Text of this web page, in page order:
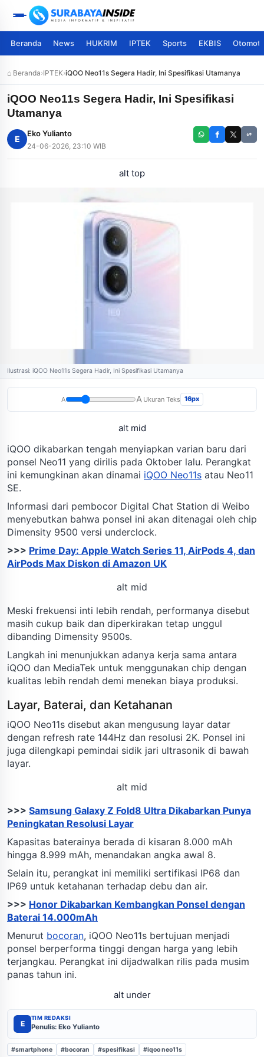
Beranda News HUKRIM IPTEK Sports EKBIS
⌂ Beranda›IPTEK›iQOO Neo11s Segera Hadir, Ini Spesifikasi Utamanya
iQOO Neo11s Segera Hadir, Ini Spesifikasi
Utamanya
E
Eko Yulianto
24-06-2026, 23:10 WIB
alt top
Ilustrasi: iQOO Neo11s Segera Hadir, Ini Spesifikasi Utamanya
A A Ukuran Teks 16px
alt mid
iQOO dikabarkan tengah menyiapkan varian baru dari
ponsel Neo11 yang dirilis pada Oktober lalu. Perangkat
ini kemungkinan akan dinamai iQOO Neo11s atau Neo11
SE.
Informasi dari pembocor Digital Chat Station di Weibo
menyebutkan bahwa ponsel ini akan ditenagai oleh chip
Dimensity 9500 versi underclock.
>>> Prime Day: Apple Watch Series 11, AirPods 4, dan
AirPods Max Diskon di Amazon UK
alt mid
Meski frekuensi inti lebih rendah, performanya disebut
masih cukup baik dan diperkirakan tetap unggul
dibanding Dimensity 9500s.
Langkah ini menunjukkan adanya kerja sama antara
iQOO dan MediaTek untuk menggunakan chip dengan
kualitas lebih rendah demi menekan biaya produksi.
Layar, Baterai, dan Ketahanan
iQOO Neo11s disebut akan mengusung layar datar
dengan refresh rate 144Hz dan resolusi 2K. Ponsel ini
juga dilengkapi pemindai sidik jari ultrasonik di bawah
layar.
alt mid
>>> Samsung Galaxy Z Fold8 Ultra Dikabarkan Punya
Peningkatan Resolusi Layar
Kapasitas baterainya berada di kisaran 8.000 mAh
hingga 8.999 mAh, menandakan angka awal 8.
Selain itu, perangkat ini memiliki sertifikasi IP68 dan
IP69 untuk ketahanan terhadap debu dan air.
>>> Honor Dikabarkan Kembangkan Ponsel dengan
Baterai 14.000mAh
Menurut bocoran, iQOO Neo11s bertujuan menjadi
ponsel berperforma tinggi dengan harga yang lebih
terjangkau. Perangkat ini dijadwalkan rilis pada musim
panas tahun ini.
alt under
E
TIM REDAKSI
Penulis: Eko Yulianto
#smartphone #bocoran #spesifikasi #iqoo neo11s